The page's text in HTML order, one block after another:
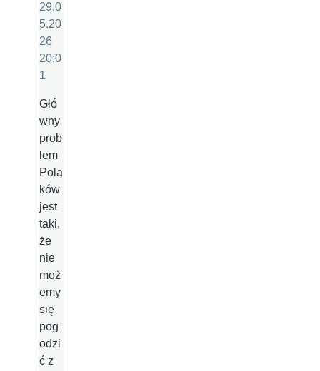
29.0
5.20
26
20:0
1
Głó
wny
prob
lem
Pola
ków
jest
taki,
że
nie
moż
emy
się
pog
odzi
ć z